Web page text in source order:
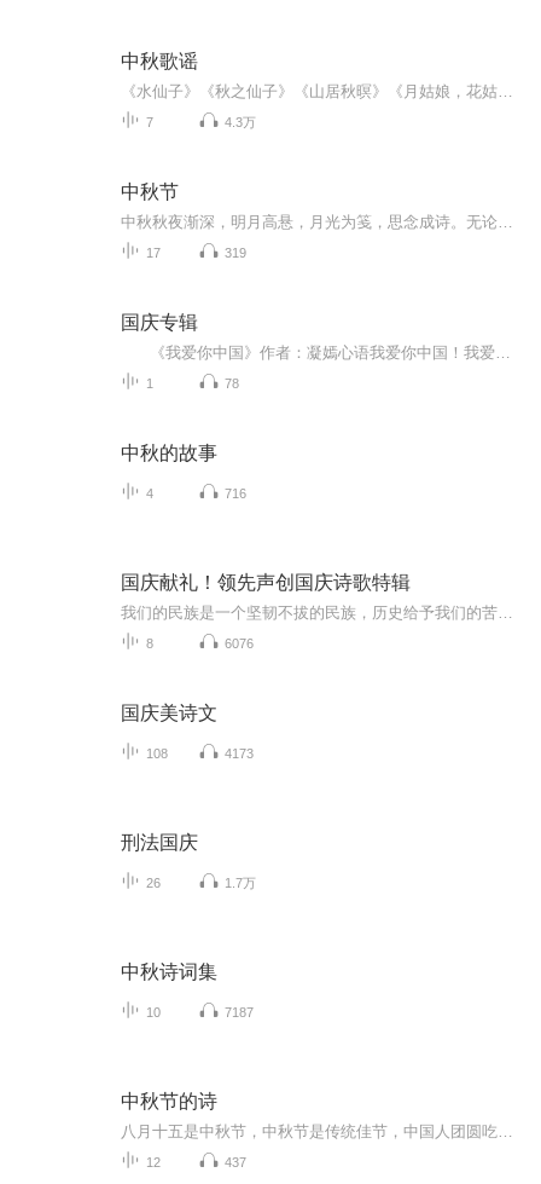
中秋歌谣
7 4.3万
中秋节
17 319
国庆专辑
1 78
中秋的故事
4 716
国庆献礼！领先声创国庆诗歌特辑
8 6076
国庆美诗文
108 4173
刑法国庆
26 1.7万
中秋诗词集
10 7187
中秋节的诗
12 437